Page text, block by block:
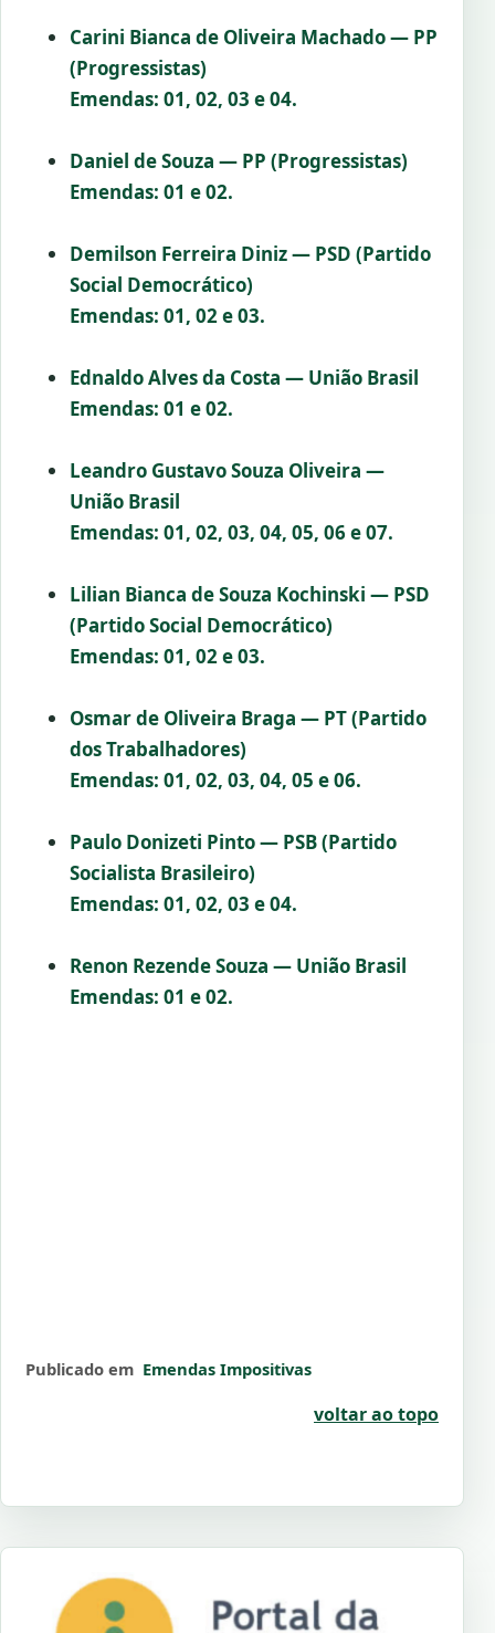
Carini Bianca de Oliveira Machado — PP
(Progressistas)
Emendas: 01, 02, 03 e 04.
Daniel de Souza — PP (Progressistas)
Emendas: 01 e 02.
Demilson Ferreira Diniz — PSD (Partido
Social Democrático)
Emendas: 01, 02 e 03.
Ednaldo Alves da Costa — União Brasil
Emendas: 01 e 02.
Leandro Gustavo Souza Oliveira —
União Brasil
Emendas: 01, 02, 03, 04, 05, 06 e 07.
Lilian Bianca de Souza Kochinski — PSD
(Partido Social Democrático)
Emendas: 01, 02 e 03.
Osmar de Oliveira Braga — PT (Partido
dos Trabalhadores)
Emendas: 01, 02, 03, 04, 05 e 06.
Paulo Donizeti Pinto — PSB (Partido
Socialista Brasileiro)
Emendas: 01, 02, 03 e 04.
Renon Rezende Souza — União Brasil
Emendas: 01 e 02.
Publicado em Emendas Impositivas
voltar ao topo